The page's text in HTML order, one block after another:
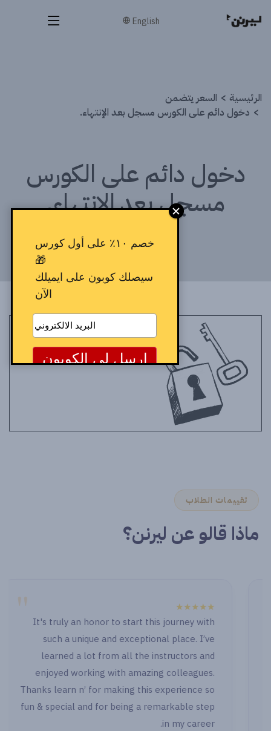
English
الرئيسية
السعر يتضمن
دخول دائم على الكورس مسجل بعد الإنتهاء.
دخول دائم على الكورس
مسجل بعد الإنتهاء.
تقييمات الطلاب
ماذا قالو عن ليرنن؟
"
★★★★★
It's truly an honor to start this journey with
such a unique and exceptional place. I’ve
learned a lot from all the instructors and
enjoyed working with amazing colleagues.
Thanks learn n’ for making this experience so
fun & special and for being a remarkable step
in my career.
خصم ١٠٪ على أول كورس
🎁
سيصلك كوبون على ايميلك
الآن